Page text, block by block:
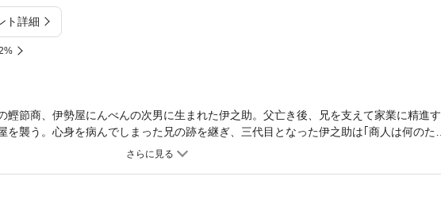
ト詳細
鰹節商、伊勢屋にんべんの次男に生まれた伊之助。父亡き後、兄を支えて家業に精進す
を襲う。心身を病んでしまった兄の跡を継ぎ、三代目となった伊之助は｢商人は何のため
の問いを胸に、大店の意地を捨てて苦難を乗り越え、商いの真髄を極めていく。江戸商人